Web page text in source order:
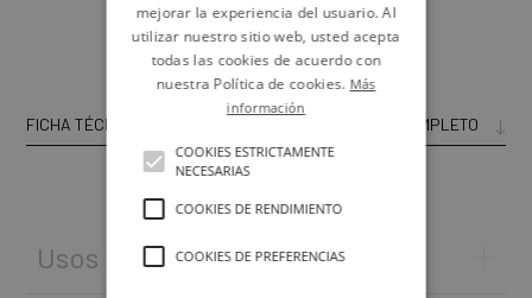
4L 0.75L
FICHA TÉCNICA CATÁLOGO COMPLETO
Usos
mejorar la experiencia del usuario. Al
utilizar nuestro sitio web, usted acepta
todas las cookies de acuerdo con
nuestra Política de cookies. Más
información
COOKIES ESTRICTAMENTE
NECESARIAS
COOKIES DE RENDIMIENTO
COOKIES DE PREFERENCIAS